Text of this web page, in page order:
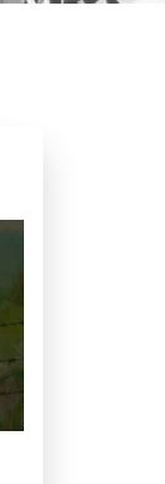
bij cadeau
haar
tekeningen)
hier en
over